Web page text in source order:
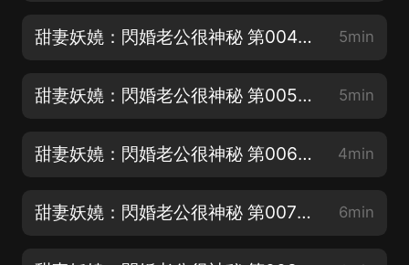
甜妻妖嬈：閃婚老公很神秘 第004集 嫂子 5min
甜妻妖嬈：閃婚老公很神秘 第005集 陷阱 5min
甜妻妖嬈：閃婚老公很神秘 第006集 報復工具 4min
甜妻妖嬈：閃婚老公很神秘 第007集 新婚之夜 6min